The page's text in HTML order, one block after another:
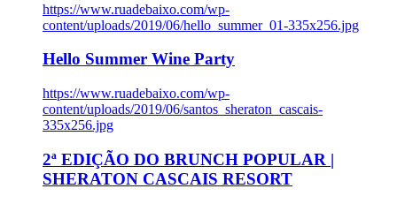
https://www.ruadebaixo.com/wp-
content/uploads/2019/06/hello_summer_01-335x256.jpg
Hello Summer Wine Party
https://www.ruadebaixo.com/wp-
content/uploads/2019/06/santos_sheraton_cascais-
335x256.jpg
2ª EDIÇÃO DO BRUNCH POPULAR |
SHERATON CASCAIS RESORT